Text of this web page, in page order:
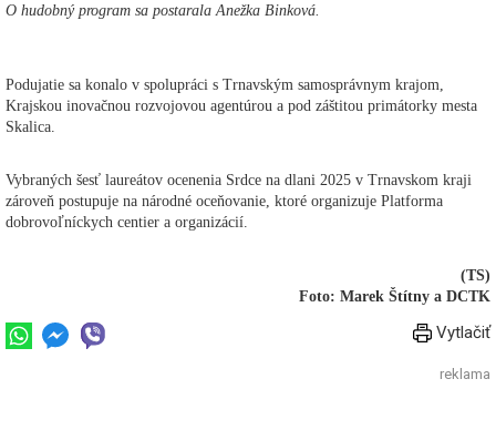
O hudobný program sa postarala Anežka Binková.
Podujatie sa konalo v spolupráci s Trnavským samosprávnym krajom,
Krajskou inovačnou rozvojovou agentúrou a pod záštitou primátorky mesta
Skalica.
Vybraných šesť laureátov ocenenia Srdce na dlani 2025 v Trnavskom kraji
zároveň postupuje na národné oceňovanie, ktoré organizuje Platforma
dobrovoľníckych centier a organizácií.
(TS)
Foto: Marek Štítny a DCTK
Vytlačiť
reklama